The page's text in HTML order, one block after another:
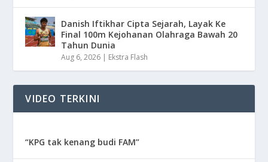
Danish Iftikhar Cipta Sejarah, Layak Ke
Final 100m Kejohanan Olahraga Bawah 20
Tahun Dunia
Aug 6, 2026 Ekstra Flash
VIDEO TERKINI
“KPG tak kenang budi FAM”